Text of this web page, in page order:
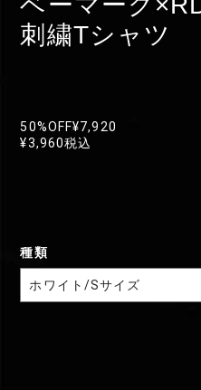
刺繍Tシャツ
50%OFF¥7,920
¥3,960税込
種類